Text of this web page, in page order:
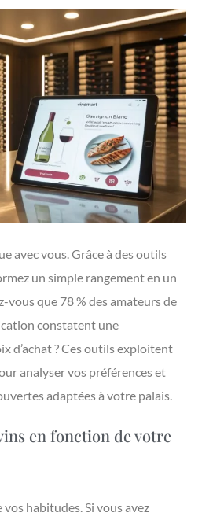
avec vous. Grâce à des outils
un simple rangement en un
vous que 78 % des amateurs de
constatent une
d’achat ? Ces outils exploitent
analyser vos préférences et
adaptées à votre palais.
en fonction de votre
habitudes. Si vous avez